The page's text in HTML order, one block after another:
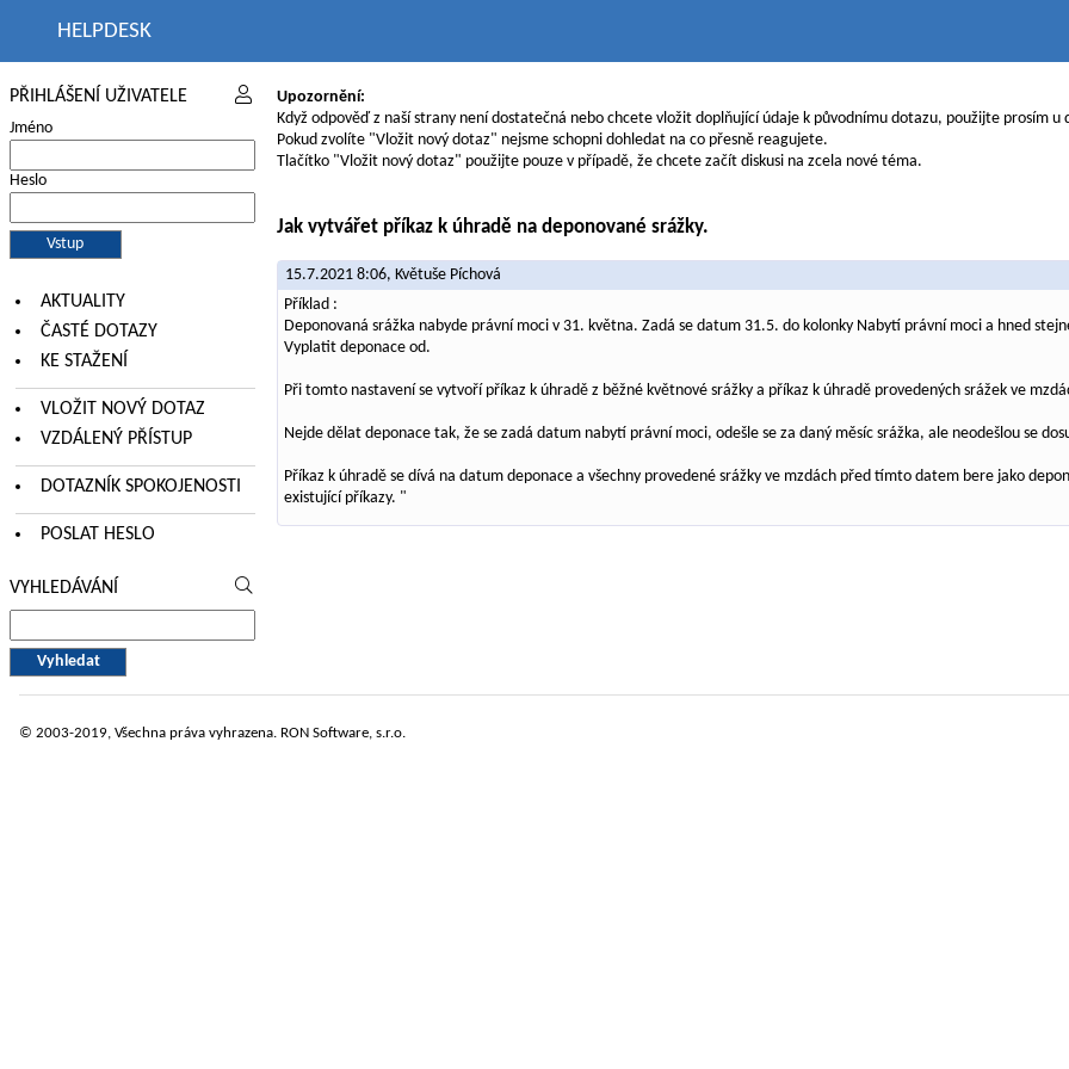
HELPDESK
PŘIHLÁŠENÍ UŽIVATELE
Jméno
Heslo
AKTUALITY
ČASTÉ DOTAZY
KE STAŽENÍ
VLOŽIT NOVÝ DOTAZ
VZDÁLENÝ PŘÍSTUP
DOTAZNÍK SPOKOJENOSTI
POSLAT HESLO
VYHLEDÁVÁNÍ
Upozornění:
Když odpověď z naší strany není dostatečná nebo chcete vložit doplňující údaje k původnímu dotazu, použijte prosím
Pokud zvolíte "Vložit nový dotaz" nejsme schopni dohledat na co přesně reagujete.
Tlačítko "Vložit nový dotaz" použijte pouze v případě, že chcete začít diskusi na zcela nové téma.
Jak vytvářet příkaz k úhradě na deponované srážky.
15.7.2021 8:06, Květuše Píchová
Příklad :
Deponovaná srážka nabyde právní moci v 31. května. Zadá se datum 31.5. do kolonky Nabytí právní moci a hned
Vyplatit deponace od.
Při tomto nastavení se vytvoří příkaz k úhradě z běžné květnové srážky a příkaz k úhradě provedených srážek ve
Nejde dělat deponace tak, že se zadá datum nabytí právní moci, odešle se za daný měsíc srážka, ale neodešlou se
Příkaz k úhradě se dívá na datum deponace a všechny provedené srážky ve mzdách před tímto datem bere jako
existující příkazy. "
© 2003-2019, Všechna práva vyhrazena. RON Software, s.r.o.